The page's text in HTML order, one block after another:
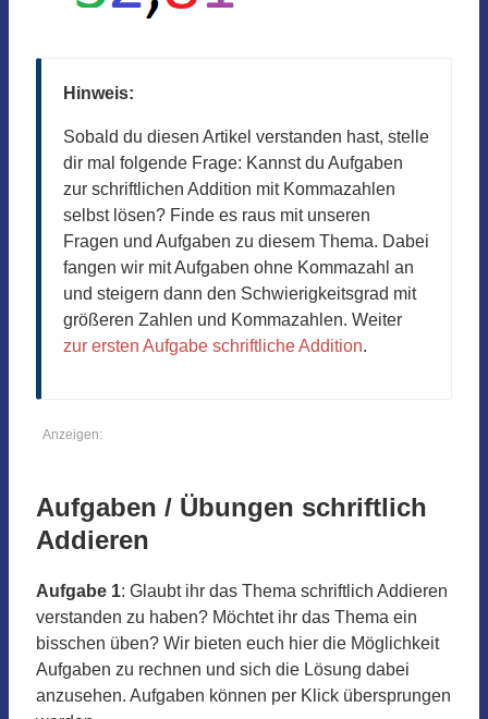
Hinweis:
Sobald du diesen Artikel verstanden hast, stelle
dir mal folgende Frage: Kannst du Aufgaben
zur schriftlichen Addition mit Kommazahlen
selbst lösen? Finde es raus mit unseren
Fragen und Aufgaben zu diesem Thema. Dabei
fangen wir mit Aufgaben ohne Kommazahl an
und steigern dann den Schwierigkeitsgrad mit
größeren Zahlen und Kommazahlen. Weiter
zur ersten Aufgabe schriftliche Addition.
Anzeigen:
Aufgaben / Übungen schriftlich
Addieren
Aufgabe 1: Glaubt ihr das Thema schriftlich Addieren
verstanden zu haben? Möchtet ihr das Thema ein
bisschen üben? Wir bieten euch hier die Möglichkeit
Aufgaben zu rechnen und sich die Lösung dabei
anzusehen. Aufgaben können per Klick übersprungen